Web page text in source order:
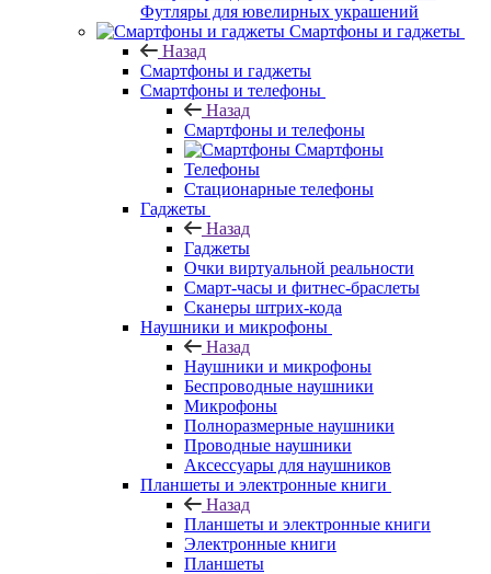
Футляры для ювелирных украшений
Смартфоны и гаджеты
Назад
Смартфоны и гаджеты
Смартфоны и телефоны
Назад
Смартфоны и телефоны
Смартфоны
Телефоны
Стационарные телефоны
Гаджеты
Назад
Гаджеты
Очки виртуальной реальности
Смарт-часы и фитнес-браслеты
Сканеры штрих-кода
Наушники и микрофоны
Назад
Наушники и микрофоны
Беспроводные наушники
Микрофоны
Полноразмерные наушники
Проводные наушники
Аксессуары для наушников
Планшеты и электронные книги
Назад
Планшеты и электронные книги
Электронные книги
Планшеты